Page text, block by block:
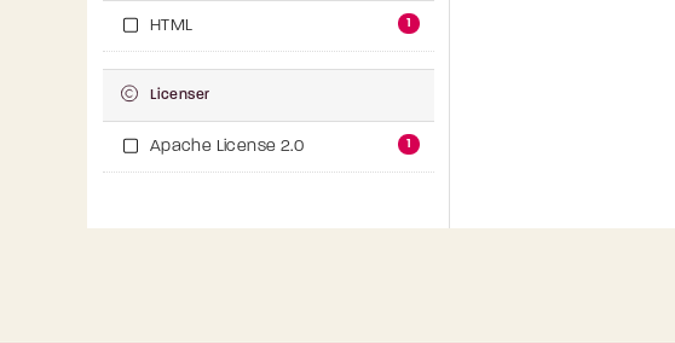
HTML 1
Licenser
Apache License 2.0 1